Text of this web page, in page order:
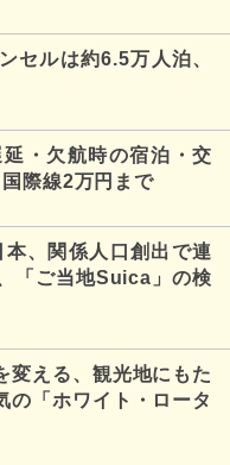
セルは約6.5万人泊、
・欠航時の宿泊・交
際線2万円まで
、関係人口創出で連
「ご当地Suica」の検
変える、観光地にもた
の「ホワイト・ロータ